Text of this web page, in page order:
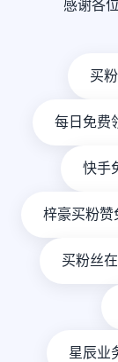
感谢各
买
每日免费
快手
梓豪买粉赞
买粉丝
星辰业